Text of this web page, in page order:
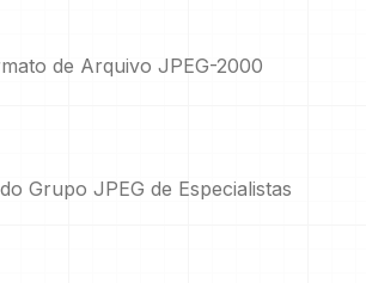
de Arquivo JPEG-2000
Grupo JPEG de Especialistas